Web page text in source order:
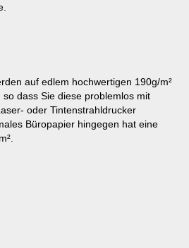
auf edlem hochwertigen 190g/m²
dass Sie diese problemlos mit
oder Tintenstrahldrucker
Büropapier hingegen hat eine